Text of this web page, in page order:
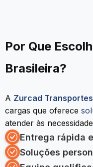
Por Que
Brasileira?
A Zurcad Transportes
cargas que oferece
atender às
Entrega rápida
Soluções